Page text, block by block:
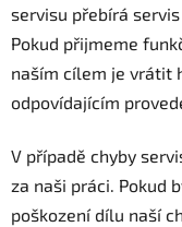
servisu přebírá
Pokud přijmeme
naším cílem je vrátit
odpovídajícím
V případě chyby
za naši práci. Pokud
poškození dílu naší